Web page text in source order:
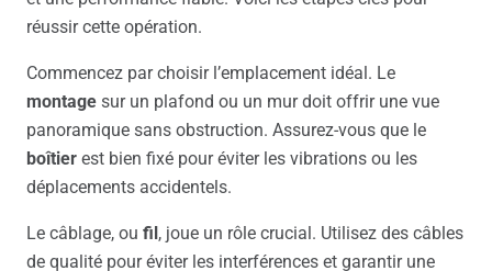
réussir cette opération.
Commencez par choisir l’emplacement idéal. Le
montage sur un plafond ou un mur doit offrir une vue
panoramique sans obstruction. Assurez-vous que le
boîtier est bien fixé pour éviter les vibrations ou les
déplacements accidentels.
Le câblage, ou fil , joue un rôle crucial. Utilisez des câbles
de qualité pour éviter les interférences et garantir une